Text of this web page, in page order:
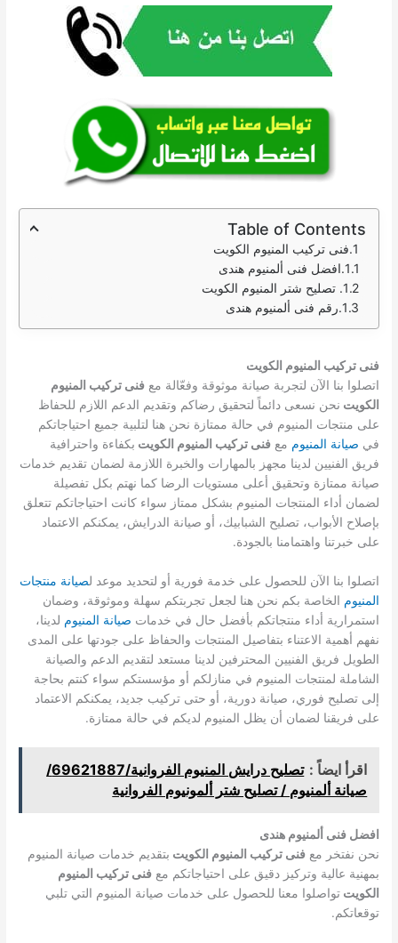
Table of Contents
فنى تركيب المنيوم الكويت
افضل فنى ألمنيوم هندى
تصليح شتر المنيوم الكويت
رقم فنى ألمنيوم هندى
فنى تركيب المنيوم الكويت
اتصلوا بنا الآن لتجربة صيانة موثوقة وفعّالة معفنى تركيب المنيوم
الكويت نحن نسعى دائماً لتحقيق رضاكم وتقديم الدعم اللازم للحفاظ
على منتجات المنيوم في حالة ممتازة نحن هنا لتلبية جميع احتياجاتكم
في صيانة المنيوم معفنى تركيب المنيوم الكويت بكفاءة واحترافية
فريق الفنيين لدينا مجهز بالمهارات والخبرة اللازمة لضمان تقديم خدمات
صيانة ممتازة وتحقيق أعلى مستويات الرضا كما نهتم بكل تفصيلة
لضمان أداء المنتجات المنيوم بشكل ممتاز سواء كانت احتياجاتكم تتعلق
بإصلاح الأبواب، تصليح الشبابيك، أو صيانة الدرايش، يمكنكم الاعتماد
على خبرتنا واهتمامنا بالجودة.
اتصلوا بنا الآن للحصول على خدمة فورية أو لتحديد موعد لصيانة منتجات
المنيوم الخاصة بكم نحن هنا لجعل تجربتكم سهلة وموثوقة، وضمان
استمرارية أداء منتجاتكم بأفضل حال في خدمات صيانة المنيوم لدينا،
نفهم أهمية الاعتناء بتفاصيل المنتجات والحفاظ على جودتها على المدى
الطويل فريق الفنيين المحترفين لدينا مستعد لتقديم الدعم والصيانة
الشاملة لمنتجات المنيوم في منازلكم أو مؤسستكم سواء كنتم بحاجة
إلى تصليح فوري، صيانة دورية، أو حتى تركيب جديد، يمكنكم الاعتماد
على فريقنا لضمان أن يظل المنيوم لديكم في حالة ممتازة.
اقرأ ايضاً :
تصليح درايش المنيوم الفروانية/69621887/
صيانة ألمنيوم / تصليح شتر ألمونيوم الفروانية
افضل فنى ألمنيوم هندى
نحن نفتخر معفنى تركيب المنيوم الكويت بتقديم خدمات صيانة المنيوم
بمهنية عالية وتركيز دقيق على احتياجاتكم معفنى تركيب المنيوم
الكويتتواصلوا معنا للحصول على خدمات صيانة المنيوم التي تلبي
توقعاتكم.